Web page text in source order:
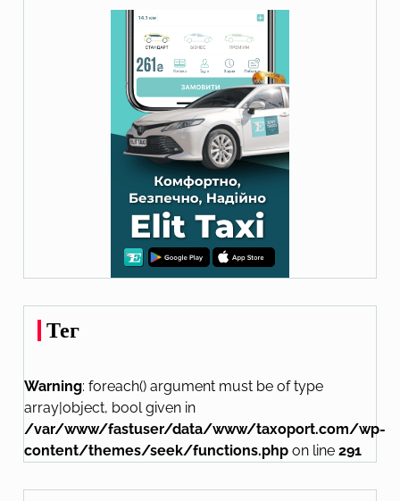
Тег
Warning: foreach() argument must be of type
array|object, bool given in
/var/www/fastuser/data/www/taxoport.com/wp-
content/themes/seek/functions.php on line291